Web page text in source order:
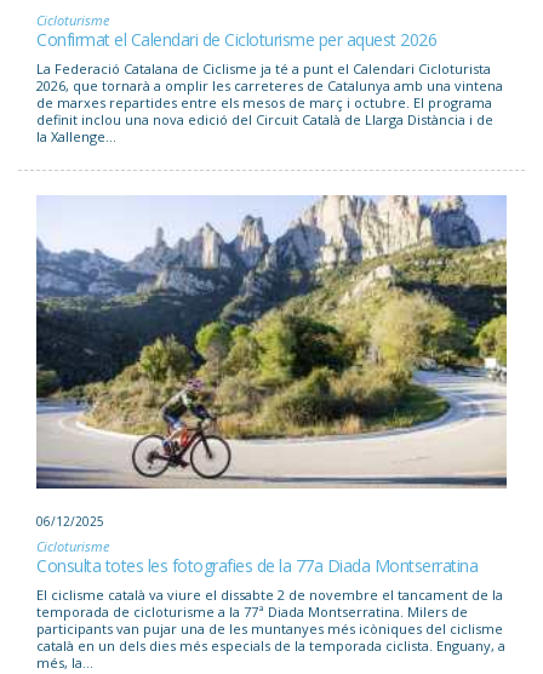
Cicloturisme
Confirmat el Calendari de Cicloturisme per aquest 2026
La Federació Catalana de Ciclisme ja té a punt el Calendari Cicloturista
2026, que tornarà a omplir les carreteres de Catalunya amb una vintena
de marxes repartides entre els mesos de març i octubre. El programa
definit inclou una nova edició del Circuit Català de Llarga Distància i de
la Xallenge...
06/12/2025
Cicloturisme
Consulta totes les fotografies de la 77a Diada Montserratina
El ciclisme català va viure el dissabte 2 de novembre el tancament de la
temporada de cicloturisme a la 77ª Diada Montserratina. Milers de
participants van pujar una de les muntanyes més icòniques del ciclisme
català en un dels dies més especials de la temporada ciclista. Enguany, a
més, la...